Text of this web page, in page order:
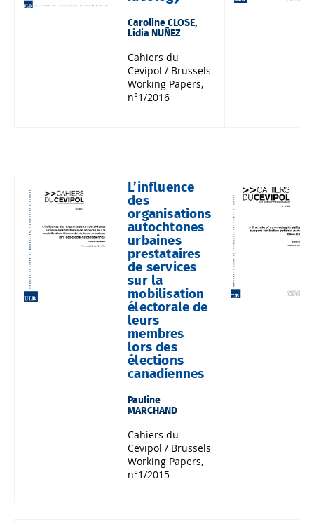
Caroline CLOSE,
Lidia NUÑEZ
Cahiers du
Cevipol / Brussels
Working Papers,
n°1/2016
L’influence
des
organisations
autochtones
urbaines
prestataires
de services
sur la
mobilisation
électorale de
leurs
membres
lors des
élections
canadiennes
Pauline
MARCHAND
Cahiers du
Cevipol / Brussels
Working Papers,
n°1/2015